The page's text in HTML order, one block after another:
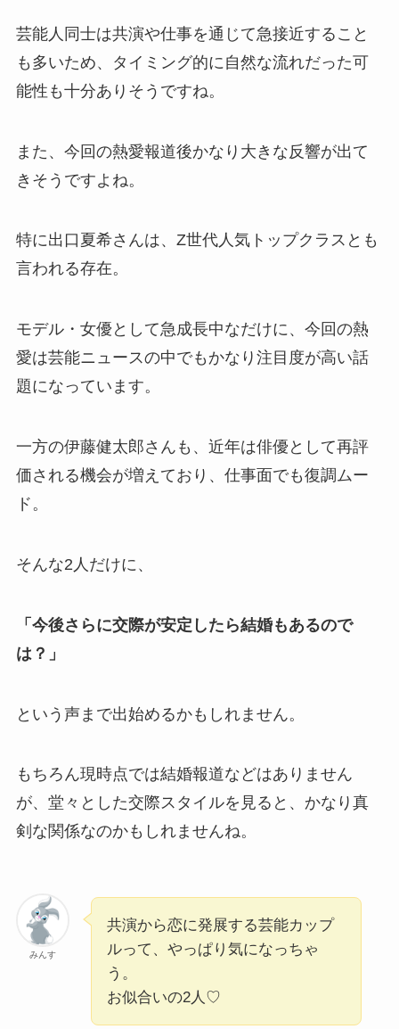
芸能人同士は共演や仕事を通じて急接近すること
も多いため、タイミング的に自然な流れだった可
能性も十分ありそうですね。
また、今回の熱愛報道後かなり大きな反響が出て
きそうですよね。
特に出口夏希さんは、Z世代人気トップクラスとも
言われる存在。
モデル・女優として急成長中なだけに、今回の熱
愛は芸能ニュースの中でもかなり注目度が高い話
題になっています。
一方の伊藤健太郎さんも、近年は俳優として再評
価される機会が増えており、仕事面でも復調ムー
ド。
そんな2人だけに、
「今後さらに交際が安定したら結婚もあるので
は？」
という声まで出始めるかもしれません。
もちろん現時点では結婚報道などはありません
が、堂々とした交際スタイルを見ると、かなり真
剣な関係なのかもしれませんね。
みんす
共演から恋に発展する芸能カップ
ルって、やっぱり気になっちゃ
う。
お似合いの2人♡